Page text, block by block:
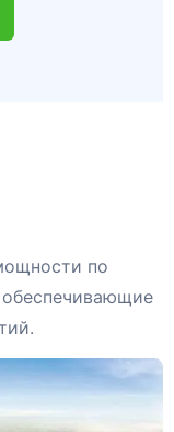
по
обеспечивающие